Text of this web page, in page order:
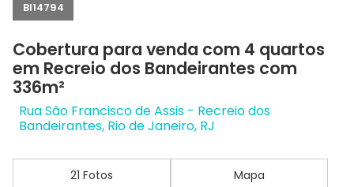
BI14794
Cobertura para venda com 4 quartos
em Recreio dos Bandeirantes com
336m²
Rua São Francisco de Assis - Recreio dos
Bandeirantes, Rio de Janeiro, RJ
21 Fotos Mapa